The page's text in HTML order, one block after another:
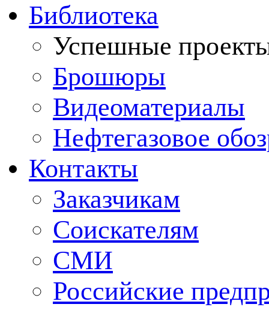
Библиотека
Успешные
Брошюры
Видеоматериалы
Нефтегазовое
Контакты
Заказчикам
Соискателям
СМИ
Российские